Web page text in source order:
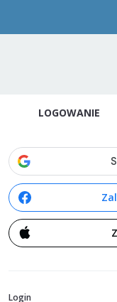
LOGOWANIE
Login